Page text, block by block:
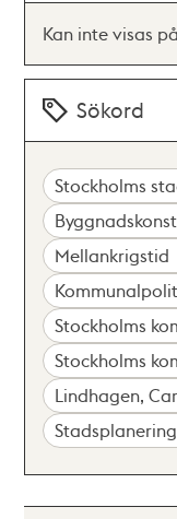
Kan inte visas
Sökord
Stockholms
Byggnadskonst
Mellankrigstid
Stockholms
Stockholms
Lindhagen,
Stadsplanering